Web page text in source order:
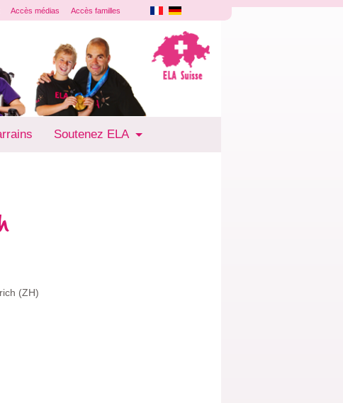
Accès médias Accès familles
Soutenez ELA
(ZH)